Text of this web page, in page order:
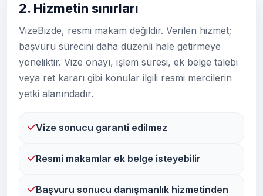
2. Hizmetin sınırları
VizeBizde, resmi makam değildir. Verilen hizmet;
başvuru sürecini daha düzenli hale getirmeye
yöneliktir. Vize onayı, işlem süresi, ek belge talebi
veya ret kararı gibi konular ilgili resmi mercilerin
yetki alanındadır.
Vize sonucu garanti edilmez
Resmi makamlar ek belge isteyebilir
Başvuru sonucu danışmanlık hizmetinden